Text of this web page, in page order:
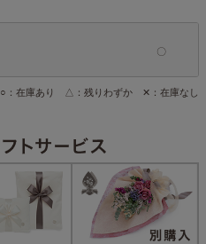
○：在庫あり △：残りわずか ✕：在庫なし